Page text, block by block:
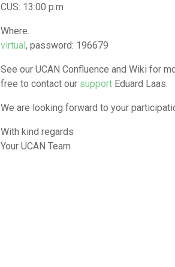
CUS: 13:00 p.m
Where.
virtual, password: 196679
See our UCAN Confluence and Wiki for
free to contact our support Eduard Laas.
We are looking forward to your
With kind regards
Your UCAN Team